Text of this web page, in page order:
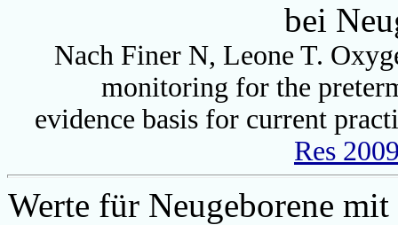
bei
Nach Finer N, Leone T.
monitoring for the
evidence basis for current
Res
Werte für Neugeborene